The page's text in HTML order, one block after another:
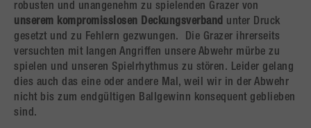
robusten und unangenehm zu spielenden Grazer von
unserem kompromisslosen Deckungsverband unter Druck
gesetzt und zu Fehlern gezwungen. Die Grazer ihrerseits
versuchten mit langen Angriffen unsere Abwehr mürbe zu
spielen und unseren Spielrhythmus zu stören. Leider gelang
dies auch das eine oder andere Mal, weil wir in der Abwehr
nicht bis zum endgültigen Ballgewinn konsequent geblieben
sind.